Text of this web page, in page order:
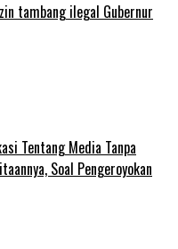
tambang ilegal Gubernur
Tentang Media Tanpa
Soal Pengeroyokan